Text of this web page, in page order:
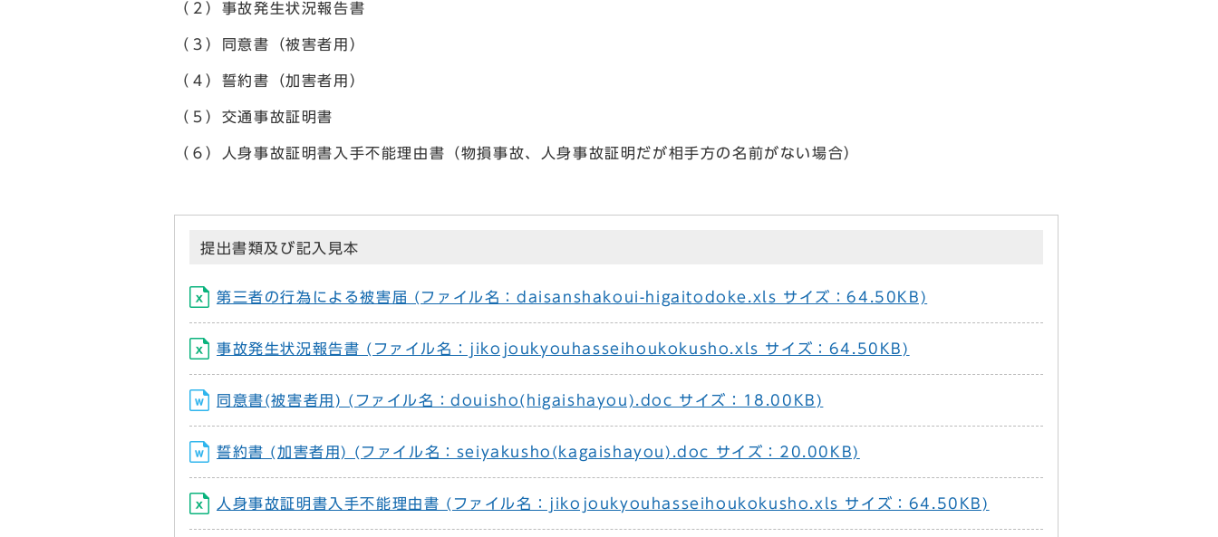
（２）事故発生状況報告書
（３）同意書（被害者用）
（４）誓約書（加害者用）
（５）交通事故証明書
（６）人身事故証明書入手不能理由書（物損事故、人身事故証明だが相手方の名前がない場合）
提出書類及び記入見本
第三者の行為による被害届 (ファイル名：daisanshakoui-higaitodoke.xls サイズ：64.50KB)
事故発生状況報告書 (ファイル名：jikojoukyouhasseihoukokusho.xls サイズ：64.50KB)
同意書(被害者用) (ファイル名：douisho(higaishayou).doc サイズ：18.00KB)
誓約書 (加害者用) (ファイル名：seiyakusho(kagaishayou).doc サイズ：20.00KB)
人身事故証明書入手不能理由書 (ファイル名：jikojoukyouhasseihoukokusho.xls サイズ：64.50KB)